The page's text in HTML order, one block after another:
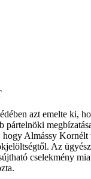
azt emelte ki,
pártelnöki
hogy Almássy Kornélt
Az
cselekmény